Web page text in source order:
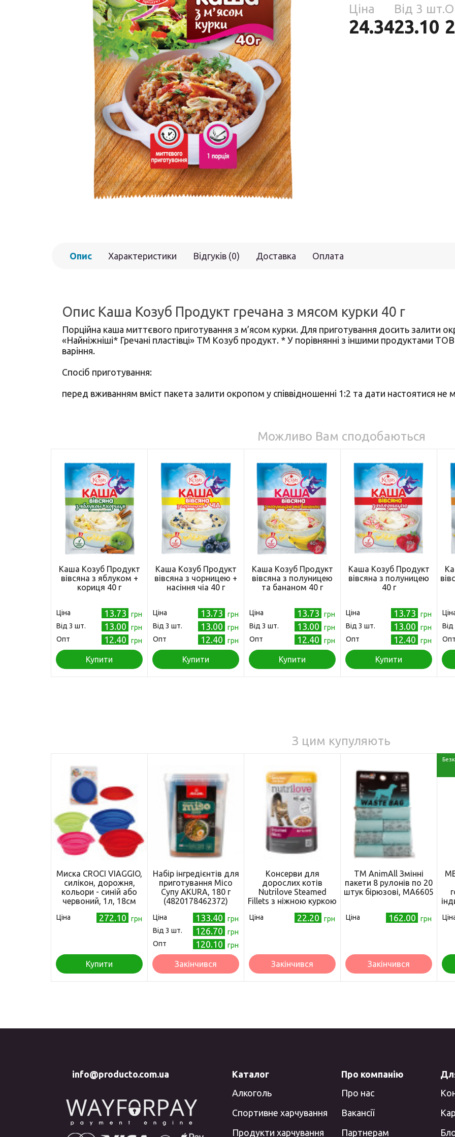
Слабоалкогольні
Крупи
Соуси
Консервація
Східна кухня
Снеки та закуски
Харчові
інгредієнти
Рослинна олія
Борошно та
висівки
Подарункові
набори
Ціна
24.34
Від 3 шт.
23.10
Опис Характеристики Відгуків (0) Доставка Оплата
Опис Каша Козуб Продукт гречана з мясом курки 40 г
Порційна каша миттєвого приготування з м’ясом курки. Для приготування досить залити
«Найніжніші* Гречані пластівці» ТМ Козуб продукт. * У порівнянні з іншими продуктами
варіння.
Спосіб приготування:
перед вживанням вміст пакета залити окропом у співвідношенні 1:2 та дати настоятися не
Можливо Вам сподобаються
Каша Козуб Продукт
вівсяна з яблуком +
кориця 40 г
Ціна 13.73
грн
Від 3 шт.
13.00
грн
Опт
12.40 грн
Купити
Каша Козуб Продукт
вівсяна з чорницею +
насіння чіа 40 г
Ціна 13.73
грн
Від 3 шт.
13.00
грн
Опт
12.40 грн
Купити
Каша Козуб Продукт
вівсяна з полуницею
та бананом 40 г
Ціна 13.73
грн
Від 3 шт.
13.00
грн
Опт
12.40 грн
Купити
Каша Козуб Продукт
вівсяна з полуницею
40 г
Ціна 13.73
грн
Від 3 шт.
13.00
грн
Опт
12.40 грн
Купити
Опт
З цим купуляють
Миска CROCI VIAGGIO,
силікон, дорожня,
кольори - синій або
червоний, 1л, 18см
Ціна 272.10 грн
Купити
Набір інгредієнтів для
приготування Місо
Супу AKURA, 180 г
(4820178462372)
Ціна 133.40
грн
Від 3 шт.
126.70
грн
Опт
120.10 грн
Закінчився
Консерви для
дорослих котів
Nutrilove Steamed
Fillets з ніжною куркою
(8595606402744)
Ціна 22.20 грн
Закінчився
ТМ AnimAll Змінні
пакети 8 рулонів по 20
штук бірюзові, MA6605
Ціна 162.00 грн
Закінчився
info@producto.com.ua
Каталог
Алкоголь
Спортивне харчування
Продукти харчування
Про компанію
Про нас
Вакансії
Партнерам